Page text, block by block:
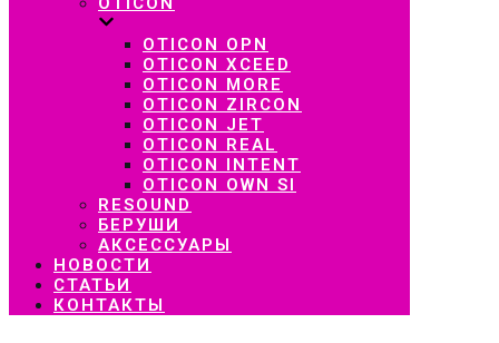
OTICON OPN
OTICON XCEED
OTICON MORE
OTICON ZIRCON
OTICON JET
OTICON REAL
OTICON INTENT
OTICON OWN SI
RESOUND
БЕРУШИ
АКСЕССУАРЫ
НОВОСТИ
СТАТЬИ
КОНТАКТЫ